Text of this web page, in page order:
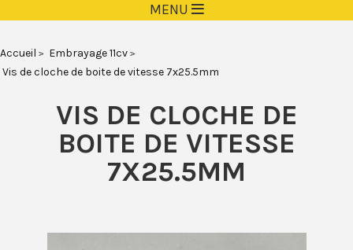
MENU
Accueil
Embrayage 11cv
Vis de cloche de boite de vitesse 7x25.5mm
VIS DE CLOCHE DE
BOITE DE VITESSE
7X25.5MM